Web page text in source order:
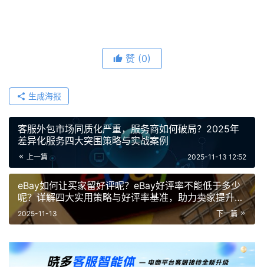
赞 (0)
生成海报
客服外包市场同质化严重，服务商如何破局？2025年
差异化服务四大突围策略与实战案例
上一篇 2025-11-13 12:52
eBay如何让买家留好评呢？eBay好评率不能低于多少
呢？详解四大实用策略与好评率基准，助力卖家提升店
铺信誉与销量！
下一篇
2025-11-13